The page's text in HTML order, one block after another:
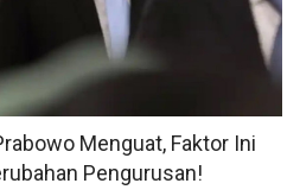
Menguat, Faktor Ini
Pengurusan!